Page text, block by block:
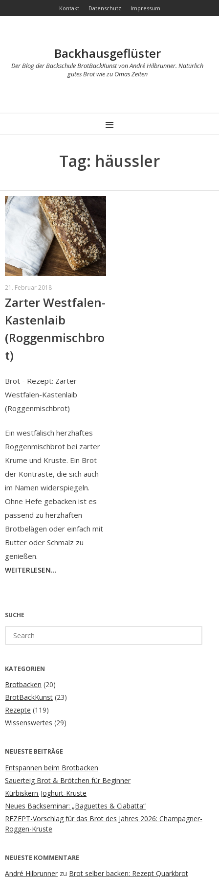
Kontakt Datenschutz Impressum
Backhausgeflüster
Der Blog der Backschule BrotBackKunst von André Hilbrunner. Natürlich
gutes Brot wie zu Omas Zeiten
MENU
Tag: häussler
21. Februar 2018
Zarter Westfalen-
Kastenlaib
(Roggenmischbro
t)
Brot - Rezept: Zarter
Westfalen-Kastenlaib
(Roggenmischbrot)
Ein westfälisch herzhaftes
Roggenmischbrot bei zarter
Krume und Kruste. Ein Brot
der Kontraste, die sich auch
im Namen widerspiegeln.
Ohne Hefe gebacken ist es
passend zu herzhaften
Brotbelägen oder einfach mit
Butter oder Schmalz zu
genießen.
WEITERLESEN...
SUCHE
for:
KATEGORIEN
Brotbacken (20)
BrotBackKunst (23)
Rezepte (119)
Wissenswertes (29)
NEUESTE BEITRÄGE
Entspannen beim Brotbacken
Sauerteig Brot & Brötchen für Beginner
Kürbiskern-Joghurt-Kruste
Neues Backseminar: „Baguettes & Ciabatta“
REZEPT-Vorschlag für das Brot des Jahres 2026: Champagner-
Roggen-Kruste
NEUESTE KOMMENTARE
André Hilbrunner zu Brot selber backen: Rezept Quarkbrot